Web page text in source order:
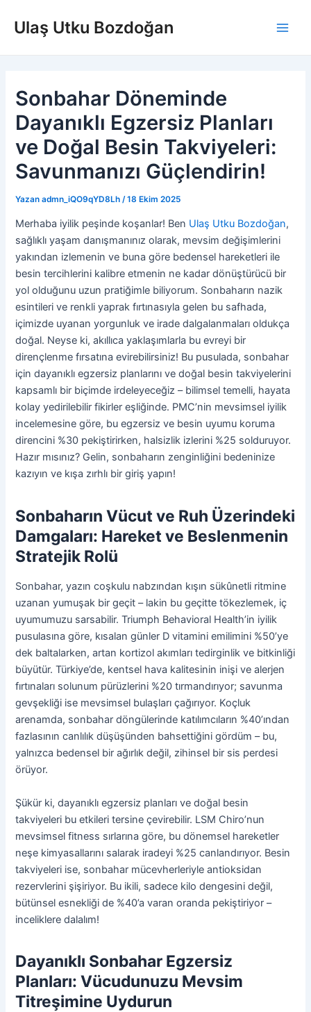
atlaUlaş Utku Bozdoğan
Sonbahar Döneminde
Dayanıklı Egzersiz Planları
ve Doğal Besin Takviyeleri:
Savunmanızı Güçlendirin!
Yazan admn_iQO9qYD8Lh /18 Ekim 2025
Merhaba iyilik peşinde koşanlar! Ben Ulaş Utku Bozdoğan,
sağlıklı yaşam danışmanınız olarak, mevsim değişimlerini
yakından izlemenin ve buna göre bedensel hareketleri ile
besin tercihlerini kalibre etmenin ne kadar dönüştürücü bir
yol olduğunu uzun pratiğimle biliyorum. Sonbaharın nazik
esintileri ve renkli yaprak fırtınasıyla gelen bu safhada,
içimizde uyanan yorgunluk ve irade dalgalanmaları oldukça
doğal. Neyse ki, akıllıca yaklaşımlarla bu evreyi bir
dirençlenme fırsatına evirebilirsiniz! Bu pusulada, sonbahar
için dayanıklı egzersiz planlarını ve doğal besin takviyelerini
kapsamlı bir biçimde irdeleyeceğiz – bilimsel temelli, hayata
kolay yedirilebilir fikirler eşliğinde. PMC’nin mevsimsel iyilik
incelemesine göre, bu egzersiz ve besin uyumu koruma
direncini %30 pekiştirirken, halsizlik izlerini %25 solduruyor.
Hazır mısınız? Gelin, sonbaharın zenginliğini bedeninize
kazıyın ve kışa zırhlı bir giriş yapın!
Sonbaharın Vücut ve Ruh Üzerindeki
Damgaları: Hareket ve Beslenmenin
Stratejik Rolü
Sonbahar, yazın coşkulu nabzından kışın sükûnetli ritmine
uzanan yumuşak bir geçit – lakin bu geçitte tökezlemek, iç
uyumumuzu sarsabilir. Triumph Behavioral Health’in iyilik
pusulasına göre, kısalan günler D vitamini emilimini %50’ye
dek baltalarken, artan kortizol akımları tedirginlik ve bitkinliği
büyütür. Türkiye’de, kentsel hava kalitesinin inişi ve alerjen
fırtınaları solunum pürüzlerini %20 tırmandırıyor; savunma
gevşekliği ise mevsimsel bulaşları çağırıyor. Koçluk
arenamda, sonbahar döngülerinde katılımcıların %40’ından
fazlasının canlılık düşüşünden bahsettiğini gördüm – bu,
yalnızca bedensel bir ağırlık değil, zihinsel bir sis perdesi
örüyor.
Şükür ki, dayanıklı egzersiz planları ve doğal besin
takviyeleri bu etkileri tersine çevirebilir. LSM Chiro’nun
mevsimsel fitness sırlarına göre, bu dönemsel hareketler
neşe kimyasallarını salarak iradeyi %25 canlandırıyor. Besin
takviyeleri ise, sonbahar mücevherleriyle antioksidan
rezervlerini şişiriyor. Bu ikili, sadece kilo dengesini değil,
bütünsel esnekliği de %40’a varan oranda pekiştiriyor –
inceliklere dalalım!
Dayanıklı Sonbahar Egzersiz
Planları: Vücudunuzu Mevsim
Titreşimine Uydurun